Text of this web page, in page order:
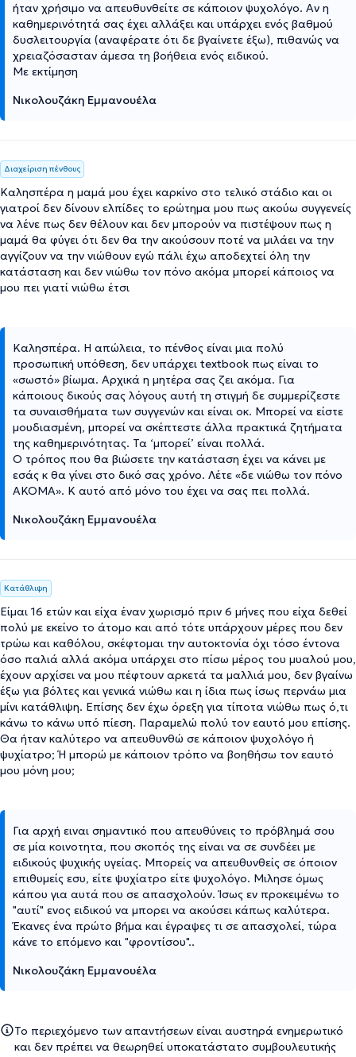
ήταν χρήσιμο να απευθυνθείτε σε κάποιον ψυχολόγο. Αν η
καθημερινότητά σας έχει αλλάξει και υπάρχει ενός βαθμού
δυσλειτουργία (αναφέρατε ότι δε βγαίνετε έξω), πιθανώς να
χρειαζόσασταν άμεσα τη βοήθεια ενός ειδικού.
Με εκτίμηση
Νικολουζάκη Εμμανουέλα
Διαχείριση πένθους
Καλησπέρα η μαμά μου έχει καρκίνο στο τελικό στάδιο και οι
γιατροί δεν δίνουν ελπίδες το ερώτημα μου πως ακούω συγγενείς
να λένε πως δεν θέλουν και δεν μπορούν να πιστέψουν πως η
μαμά θα φύγει ότι δεν θα την ακούσουν ποτέ να μιλάει να την
αγγίζουν να την νιώθουν εγώ πάλι έχω αποδεχτεί όλη την
κατάσταση και δεν νιώθω τον πόνο ακόμα μπορεί κάποιος να
μου πει γιατί νιώθω έτσι
Καλησπέρα. Η απώλεια, το πένθος είναι μια πολύ
προσωπική υπόθεση, δεν υπάρχει textbook πως είναι το
«σωστό» βίωμα. Αρχικά η μητέρα σας ζει ακόμα. Για
κάποιους δικούς σας λόγους αυτή τη στιγμή δε συμμερίζεστε
τα συναισθήματα των συγγενών και είναι οκ. Μπορεί να είστε
μουδιασμένη, μπορεί να σκέπτεστε άλλα πρακτικά ζητήματα
της καθημερινότητας. Τα ‘μπορεί’ είναι πολλά.
Ο τρόπος που θα βιώσετε την κατάσταση έχει να κάνει με
εσάς κ θα γίνει στο δικό σας χρόνο. Λέτε «δε νιώθω τον πόνο
ΑΚΟΜΑ». Κ αυτό από μόνο του έχει να σας πει πολλά.
Νικολουζάκη Εμμανουέλα
Κατάθλιψη
Είμαι 16 ετών και είχα έναν χωρισμό πριν 6 μήνες που είχα δεθεί
πολύ με εκείνο το άτομο και από τότε υπάρχουν μέρες που δεν
τρώω και καθόλου, σκέφτομαι την αυτοκτονία όχι τόσο έντονα
όσο παλιά αλλά ακόμα υπάρχει στο πίσω μέρος του μυαλού μου,
έχουν αρχίσει να μου πέφτουν αρκετά τα μαλλιά μου, δεν βγαίνω
έξω για βόλτες και γενικά νιώθω και η ίδια πως ίσως περνάω μια
μίνι κατάθλιψη. Επίσης δεν έχω όρεξη για τίποτα νιώθω πως ό,τι
κάνω το κάνω υπό πίεση. Παραμελώ πολύ τον εαυτό μου επίσης.
Θα ήταν καλύτερο να απευθυνθώ σε κάποιον ψυχολόγο ή
ψυχίατρο; Ή μπορώ με κάποιον τρόπο να βοηθήσω τον εαυτό
μου μόνη μου;
Για αρχή ειναι σημαντικό που απευθύνεις το πρόβλημά σου
σε μία κοινοτητα, που σκοπός της είναι να σε συνδέει με
ειδικούς ψυχικής υγείας. Μπορείς να απευθυνθείς σε όποιον
επιθυμείς εσυ, είτε ψυχίατρο είτε ψυχολόγο. Μιλησε όμως
κάπου για αυτά που σε απασχολούν. Ίσως εν προκειμένω το
"αυτί" ενος ειδικού να μπορει να ακούσει κάπως καλύτερα.
Έκανες ένα πρώτο βήμα και έγραψες τι σε απασχολεί, τώρα
κάνε το επόμενο και "φροντίσου"..
Νικολουζάκη Εμμανουέλα
Το περιεχόμενο των απαντήσεων είναι αυστηρά ενημερωτικό
και δεν πρέπει να θεωρηθεί υποκατάστατο συμβουλευτικής